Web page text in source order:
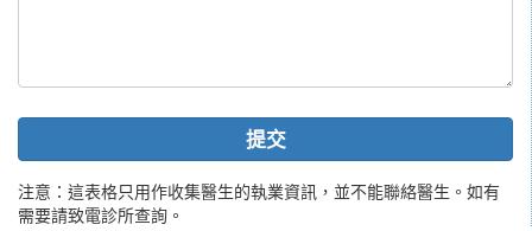
提交
注意：這表格只用作收集醫生的執業資訊，並不能聯絡醫生。如有
需要請致電診所查詢。